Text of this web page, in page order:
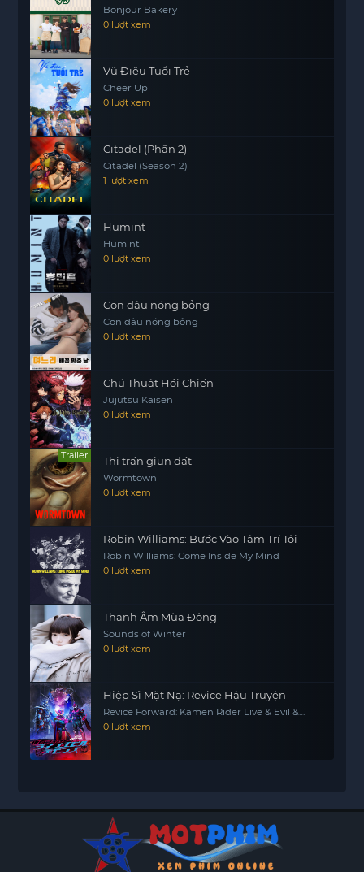
Bonjour Bakery
0 lượt xem
Vũ Điệu Tuổi Trẻ
Cheer Up
0 lượt xem
Citadel (Phần 2)
Citadel (Season 2)
1 lượt xem
Humint
Humint
0 lượt xem
Con dâu nóng bỏng
Con dâu nóng bỏng
0 lượt xem
Chú Thuật Hồi Chiến
Jujutsu Kaisen
0 lượt xem
Trailer Thị trấn giun đất
Wormtown
0 lượt xem
Robin Williams: Bước Vào Tâm Trí Tôi
Robin Williams: Come Inside My Mind
0 lượt xem
Thanh Âm Mùa Đông
Sounds of Winter
0 lượt xem
Hiệp Sĩ Mặt Nạ: Revice Hậu Truyện
Revice Forward: Kamen Rider Live & Evil &
Demons
0 lượt xem